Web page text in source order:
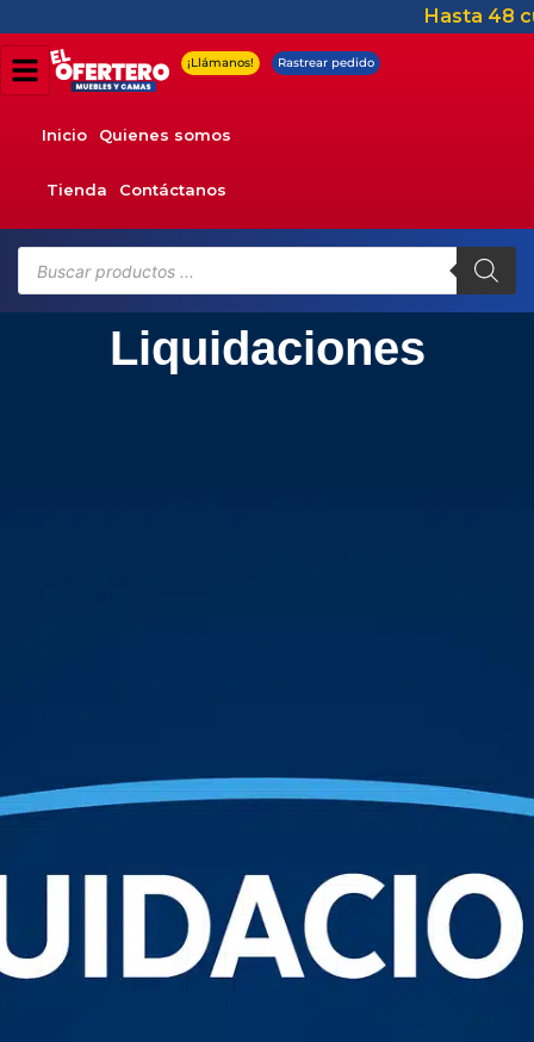
Hasta 48
¡Llámanos! Rastrear pedido
Inicio Quienes somos
Tienda Contáctanos
Liquidaciones